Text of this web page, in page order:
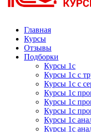
Курсы 1С
Курсы 1С официальная
Главная
Курсы
Отзывы
Подборки
Курсы 1с
Курсы 1с с
Курсы 1с с
Курсы 1с
Курсы 1с
Курсы 1с
Курсы 1с
Курсы 1с